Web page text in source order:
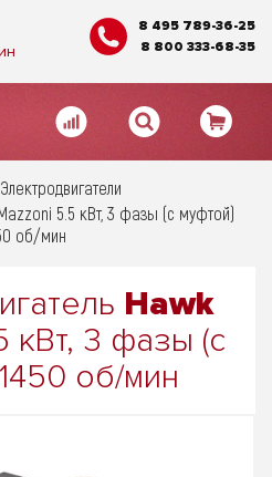
8 495 789-36-25
8 800 333-68-35
Электродвигатели
5.5 кВт, 3 фазы (с муфтой)
об/мин
Hawk
кВт, 3 фазы (с
об/мин